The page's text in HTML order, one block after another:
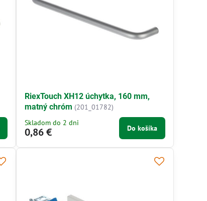
RiexTouch XH12 úchytka, 160 mm,
matný chróm (201_01782)
Skladom do 2 dni
0,86 € Do košíka